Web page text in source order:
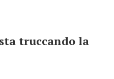
truccando la